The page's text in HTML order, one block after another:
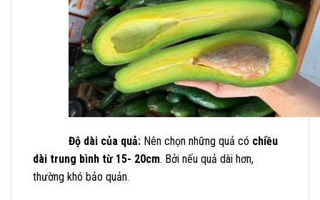
Độ dài của quả: Nên chọn những quả có chiều
dài trung bình từ 15- 20cm. Bởi nếu quả dài hơn,
thường khó bảo quản.